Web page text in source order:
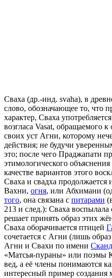
Сваха (др.-инд. svaha), в
слово, обозначающее то, что
характер, Сваха
возгласа Vasat, обращаемого
своих уст Агни, которому
действия; не будучи
это; после чего Праджапати
этимологического
качестве вариантов этого
Сваха и свадха продолжается
Вахни, огня, или Абхимани
того, она связана с питарами
213 и след.): Сваха
решает принять образ этих
Сваха оборачивается птицей
сочетается с Агни (лишь
Агни и Свахи по имени
«Матсья-пураны» или поэмы
вед, а её члены понимаются
интересный пример создания